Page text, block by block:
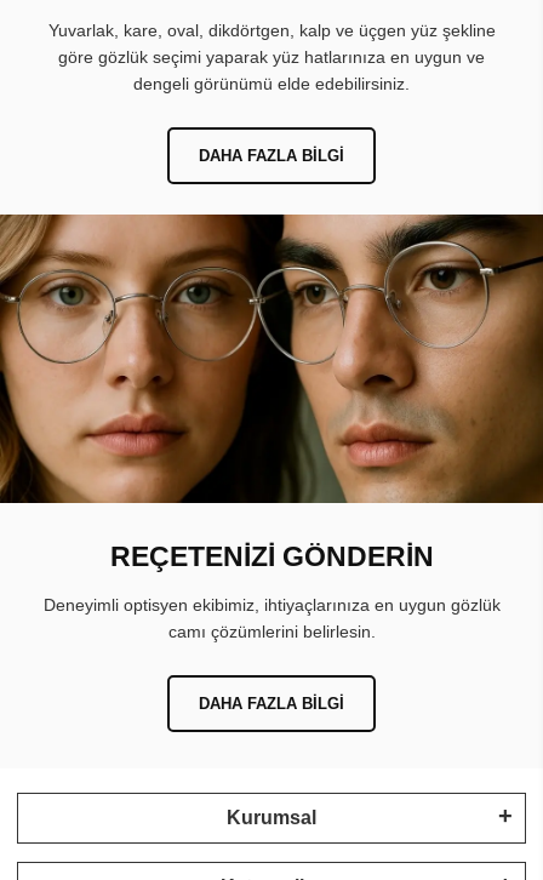
Yuvarlak, kare, oval, dikdörtgen, kalp ve üçgen yüz şekline
göre gözlük seçimi yaparak yüz hatlarınıza en uygun ve
dengeli görünümü elde edebilirsiniz.
DAHA FAZLA BILGI
REÇETENİZİ GÖNDERİN
Deneyimli optisyen ekibimiz, ihtiyaçlarınıza en uygun gözlük
camı çözümlerini belirlesin.
DAHA FAZLA BILGI
Kurumsal